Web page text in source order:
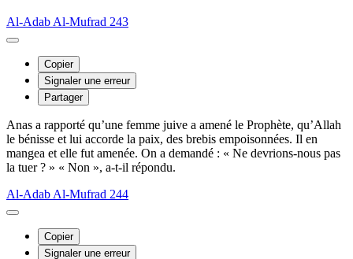
Al-Adab Al-Mufrad 243
Copier
Signaler une erreur
Partager
Anas a rapporté qu’une femme juive a amené le Prophète, qu’Allah
le bénisse et lui accorde la paix, des brebis empoisonnées. Il en
mangea et elle fut amenée. On a demandé : « Ne devrions-nous pas
la tuer ? » « Non », a-t-il répondu.
Al-Adab Al-Mufrad 244
Copier
Signaler une erreur